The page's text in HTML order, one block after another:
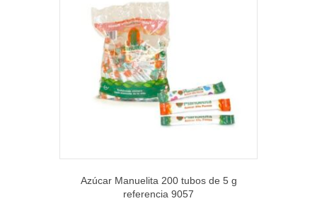
Azúcar Manuelita 200 tubos de 5 g
referencia 9057